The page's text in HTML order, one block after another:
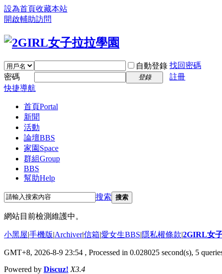
設為首頁收藏本站
開啟輔助訪問
自動登錄 找回密碼
密碼
登錄
註冊
快捷導航
首頁Portal
新聞
活動
論壇BBS
家園 Space
群組Group
BBS
幫助Help
搜索 搜索
網站目前檢測維護中。
小黑屋|手機版|Archiver|信箱|愛女生BBS|隱私權條款|2GIRL女
GMT+8, 2026-8-9 23:54 , Processed in 0.028025 second(s), 5
Powered by Discuz! X3.4